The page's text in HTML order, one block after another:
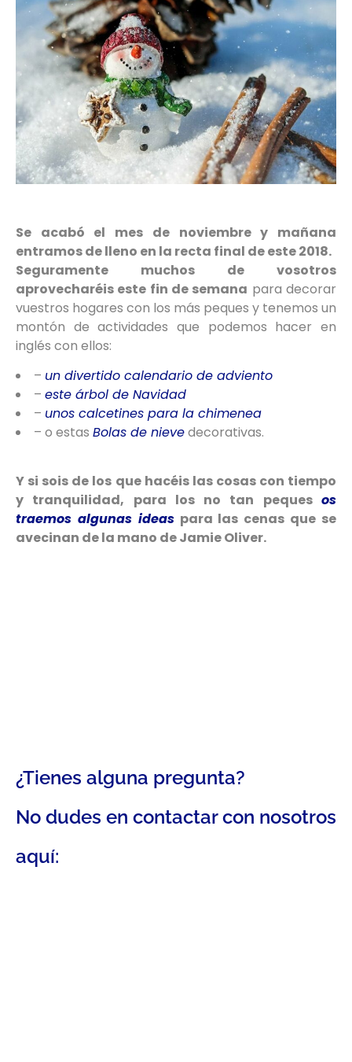
Se acabó el mes de noviembre y mañana
entramos de lleno en la recta final de este 2018.
Seguramente muchos de vosotros
aprovecharéis este fin de semana para decorar
vuestros hogares con los más peques y tenemos un
montón de actividades que podemos hacer en
inglés con ellos:
– un divertido calendario de adviento
– este árbol de Navidad
– unos calcetines para la chimenea
– o estas Bolas de nievedecorativas.
Y si sois de los que hacéis las cosas con tiempo
y tranquilidad, para los no tan peques os
traemos algunas ideaspara las cenas que se
avecinan de la mano de Jamie Oliver.
¿Tienes alguna pregunta?
No dudes en contactar con nosotros
aquí: